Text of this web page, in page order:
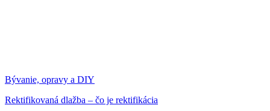
Bývanie, opravy a DIY
Rektifikovaná dlažba – čo je rektifikácia